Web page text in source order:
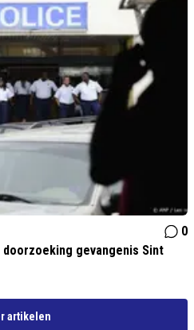
0
gevangenis Sint
artikelen